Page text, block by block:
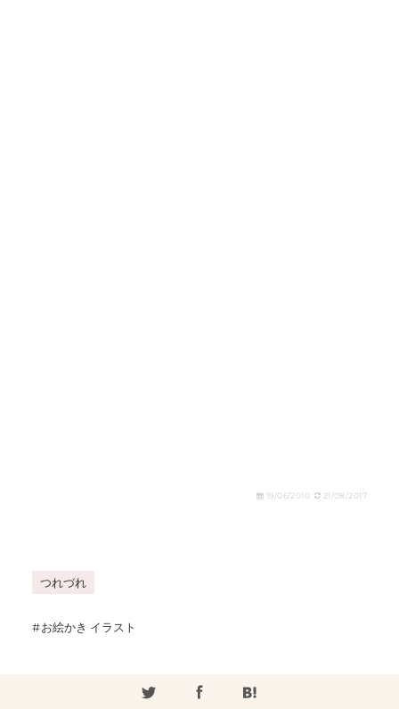
19/06/2010 21/08/2017
つれづれ
お絵かき イラスト